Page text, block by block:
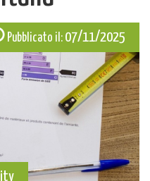
Pubblicato il: 07/11/2025